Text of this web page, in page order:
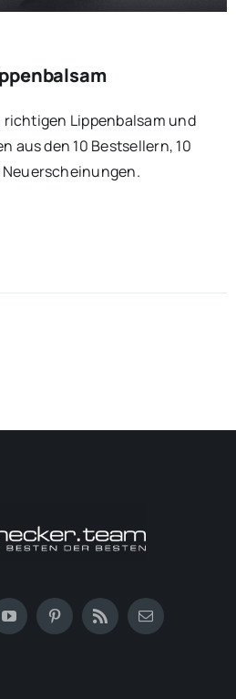
richtigen Lippenbalsam und
aus den 10 Bestsellern, 10